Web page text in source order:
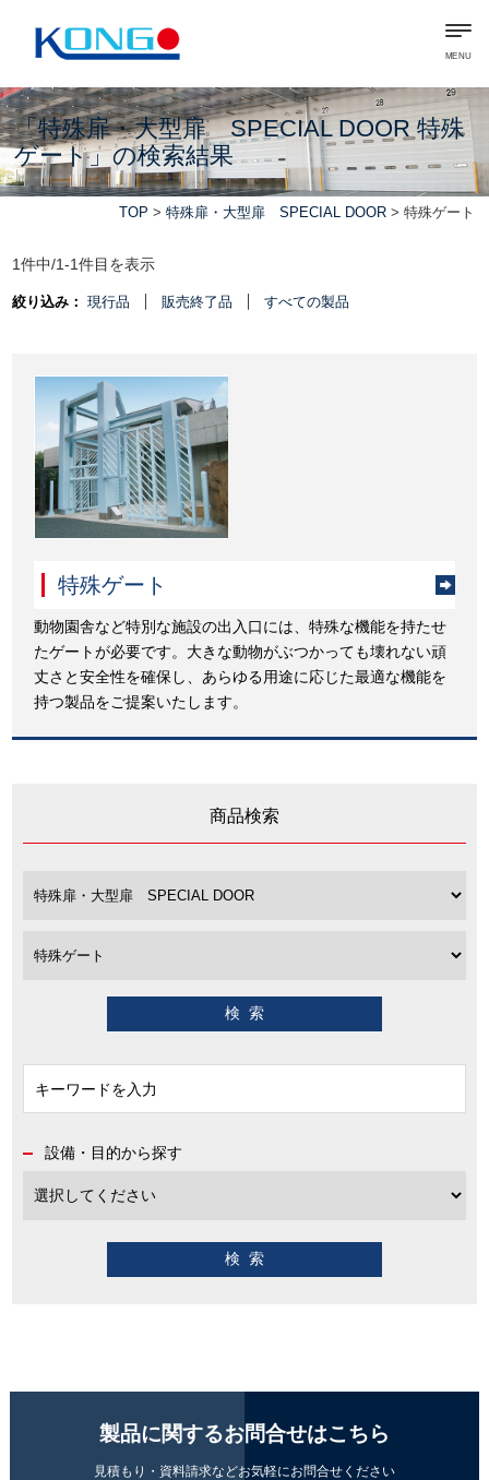
MENU
「特殊扉・大型扉 SPECIAL DOOR 特殊
ゲート」の検索結果
TOP > 特殊扉・大型扉 SPECIAL DOOR> 特殊ゲート
1件中/1-1件目を表示
絞り込み： 現行品 販売終了品 すべての製品
特殊ゲート
動物園舎など特別な施設の出入口には、特殊な機能を持たせ
たゲートが必要です。大きな動物がぶつかっても壊れない頑
丈さと安全性を確保し、あらゆる用途に応じた最適な機能を
持つ製品をご提案いたします。
商品検索
設備・目的から探す
製品に関するお問合せはこちら
見積もり・資料請求などお気軽にお問合せください